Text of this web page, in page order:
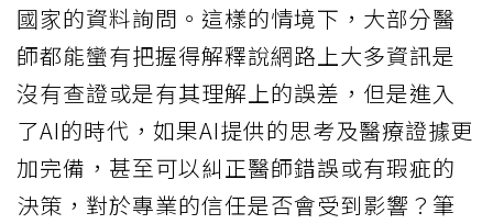
國家的資料詢問。這樣的情境下，大部分醫
師都能蠻有把握得解釋說網路上大多資訊是
沒有查證或是有其理解上的誤差，但是進入
了AI的時代，如果AI提供的思考及醫療證據更
加完備，甚至可以糾正醫師錯誤或有瑕疵的
決策，對於專業的信任是否會受到影響？筆